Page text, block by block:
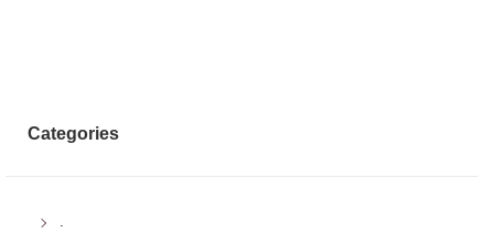
Categories
.